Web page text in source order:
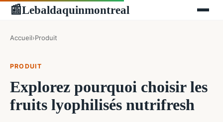
📰Lebaldaquinmontreal
Accueil›Produit
PRODUIT
Explorez pourquoi choisir les
fruits lyophilisés nutrifresh